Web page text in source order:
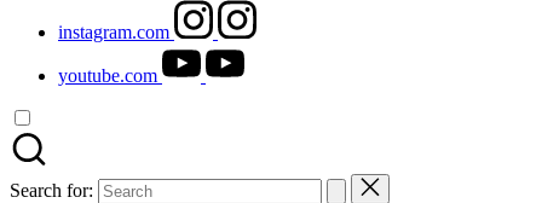
instagram.com
youtube.com
Search for: